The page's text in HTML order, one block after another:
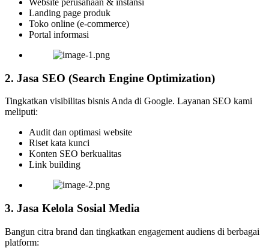
Website perusahaan & instansi
Landing page produk
Toko online (e-commerce)
Portal informasi
2. Jasa SEO (Search Engine Optimization)
Tingkatkan visibilitas bisnis Anda di Google. Layanan SEO kami
meliputi:
Audit dan optimasi website
Riset kata kunci
Konten SEO berkualitas
Link building
3. Jasa Kelola Sosial Media
Bangun citra brand dan tingkatkan engagement audiens di berbagai
platform: